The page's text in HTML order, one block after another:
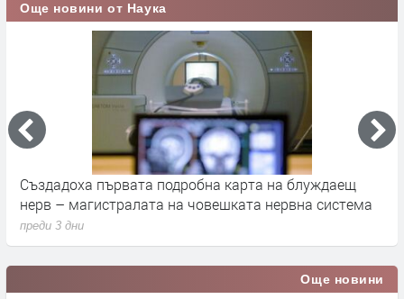
Още новини от Наука
Апофис няма да удари Земята през 2029 г., но крие
друга заплаха за учените
преди 3 дни
Още новини